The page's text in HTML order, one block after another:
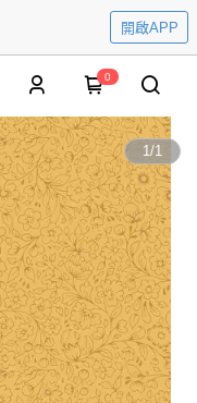
開啟APP
0
1/1